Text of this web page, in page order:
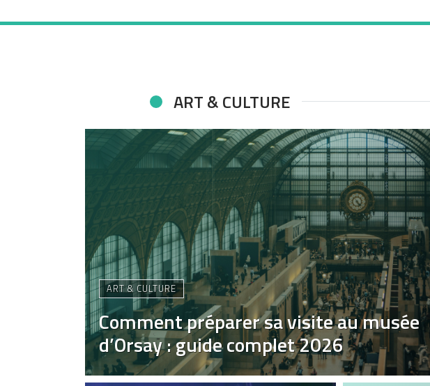
ART & CULTURE
ART & CULTURE
Comment préparer sa visite au musée
d’Orsay : guide complet 2026